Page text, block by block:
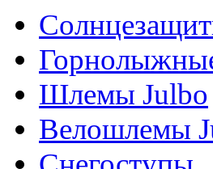
Шлемы Julbo
Велошлемы